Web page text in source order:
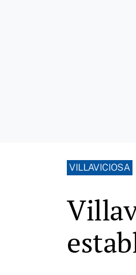
VILLAVICIOSA